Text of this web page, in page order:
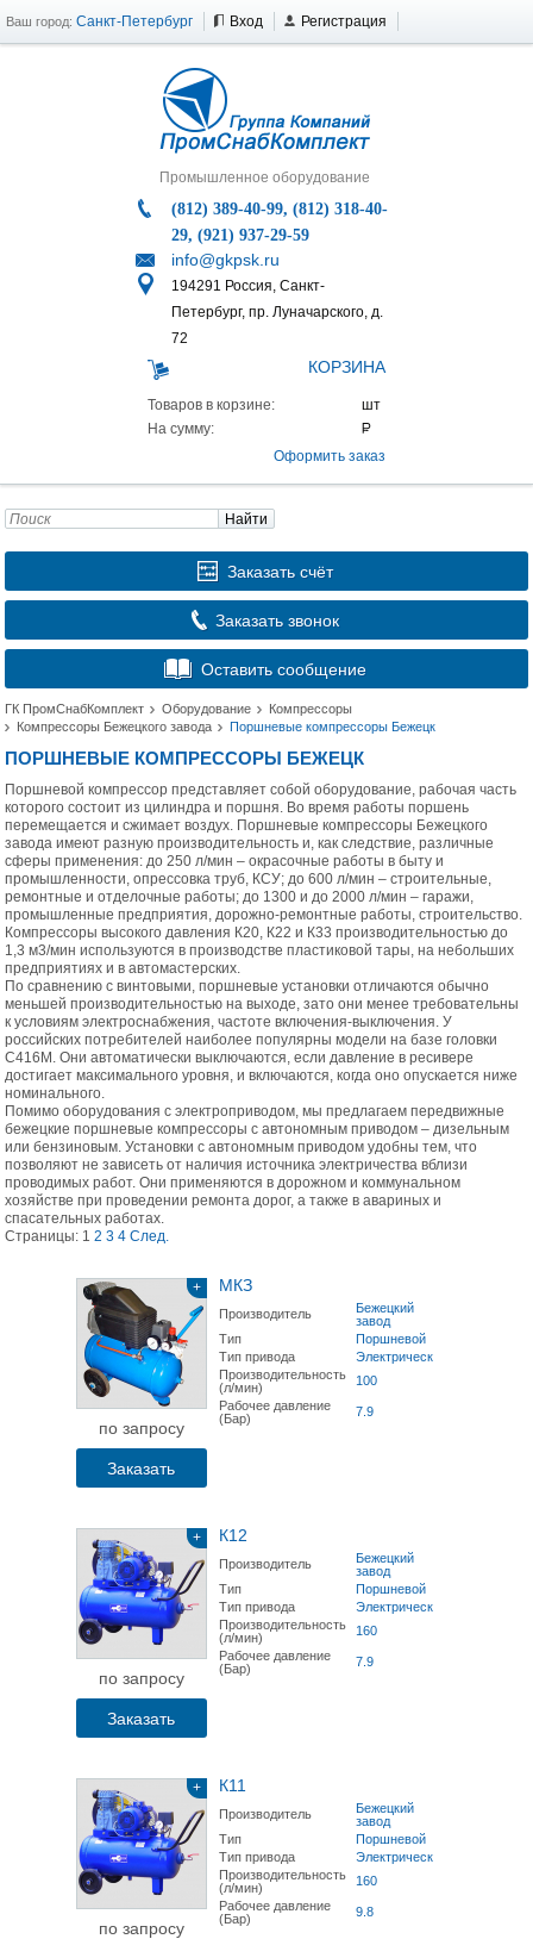
Ваш город: Санкт-Петербург Вход Регистрация
Промышленное оборудование
(812) 389-40-99, (812) 318-40-
29, (921) 937-29-59
info@gkpsk.ru
194291 Россия, Санкт-
Петербург, пр. Луначарского, д.
72
КОРЗИНА
Товаров в корзине:
На сумму:
Оформить заказ
Найти
Заказать счёт
Заказать звонок
Оставить сообщение
ГК ПромСнабКомплект Оборудование
Компрессоры
Компрессоры Бежецкого завода
Поршневые компрессоры Бежецк
ПОРШНЕВЫЕ КОМПРЕССОРЫ БЕЖЕЦК
Поршневой компрессор представляет собой оборудование, рабочая часть
которого состоит из цилиндра и поршня. Во время работы поршень
перемещается и сжимает воздух. Поршневые компрессоры Бежецкого
завода имеют разную производительность и, как следствие, различные
сферы применения: до 250 л/мин – окрасочные работы в быту и
промышленности, опрессовка труб, КСУ; до 600 л/мин – строительные,
ремонтные и отделочные работы; до 1300 и до 2000 л/мин – гаражи,
промышленные предприятия, дорожно-ремонтные работы, строительство.
Компрессоры высокого давления К20, К22 и К33 производительностью до
1,3 м3/мин используются в производстве пластиковой тары, на небольших
предприятиях и в автомастерских.
По сравнению с винтовыми, поршневые установки отличаются обычно
меньшей производительностью на выходе, зато они менее требовательны
к условиям электроснабжения, частоте включения-выключения. У
российских потребителей наиболее популярны модели на базе головки
С416М. Они автоматически выключаются, если давление в ресивере
достигает максимального уровня, и включаются, когда оно опускается ниже
номинального.
Помимо оборудования с электроприводом, мы предлагаем передвижные
бежецкие поршневые компрессоры с автономным приводом – дизельным
или бензиновым. Установки с автономным приводом удобны тем, что
позволяют не зависеть от наличия источника электричества вблизи
проводимых работ. Они применяются в дорожном и коммунальном
хозяйстве при проведении ремонта дорог, а также в авариных и
спасательных работах.
Страницы: 1 2 3 4 След.
+
по запросу
Заказать
МКЗ
Производитель
Бежецкий
завод
Тип
Поршневой
Тип привода
Электрический
Производительность
(л/мин)
100
Рабочее давление
(Бар)
7.9
+
по запросу
Заказать
К12
Производитель
Бежецкий
завод
Тип
Поршневой
Тип привода
Электрический
Производительность
(л/мин)
160
Рабочее давление
(Бар)
7.9
+
по запросу
К11
Производитель
Бежецкий
завод
Тип
Поршневой
Тип привода
Электрический
Производительность
(л/мин)
160
Рабочее давление
(Бар)
9.8